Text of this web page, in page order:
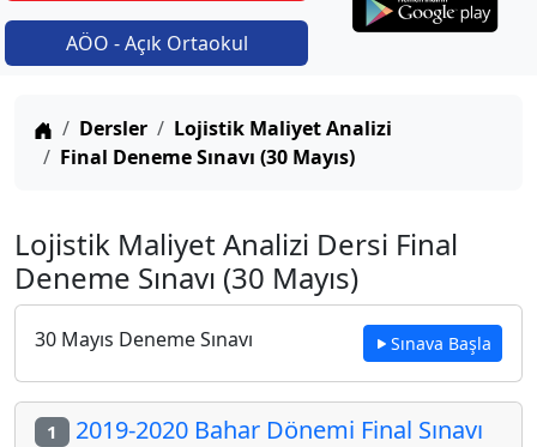
AÖO - Açık Ortaokul
Anasayfa
Dersler
Lojistik Maliyet Analizi
Final Deneme Sınavı (30 Mayıs)
Lojistik Maliyet Analizi Dersi Final
Deneme Sınavı (30 Mayıs)
30 Mayıs Deneme Sınavı Sınava Başla
1 2019-2020 Bahar Dönemi Final Sınavı